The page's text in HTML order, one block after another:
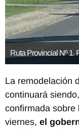
Ruta Provincial Nº 1.
La remodelación
continuará
confirmada sobre
viernes, el